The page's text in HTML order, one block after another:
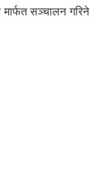
मार्फत सञ्चालन गरिने